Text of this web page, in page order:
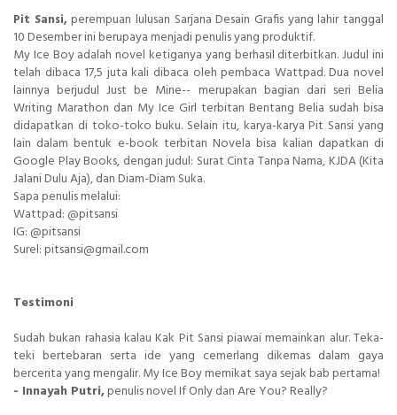
Pit Sansi, perempuan lulusan Sarjana Desain Grafis yang lahir tanggal
10 Desember ini berupaya menjadi penulis yang produktif.
My Ice Boy adalah novel ketiganya yang berhasil diterbitkan. Judul ini
telah dibaca 17,5 juta kali dibaca oleh pembaca Wattpad. Dua novel
lainnya berjudul Just be Mine-- merupakan bagian dari seri Belia
Writing Marathon dan My Ice Girl terbitan Bentang Belia sudah bisa
didapatkan di toko-toko buku. Selain itu, karya-karya Pit Sansi yang
lain dalam bentuk e-book terbitan Novela bisa kalian dapatkan di
Google Play Books, dengan judul: Surat Cinta Tanpa Nama, KJDA (Kita
Jalani Dulu Aja), dan Diam-Diam Suka.
Sapa penulis melalui:
Wattpad: @pitsansi
IG: @pitsansi
Surel: pitsansi@gmail.com
Testimoni
Sudah bukan rahasia kalau Kak Pit Sansi piawai memainkan alur. Teka-
teki bertebaran serta ide yang cemerlang dikemas dalam gaya
bercerita yang mengalir. My Ice Boy memikat saya sejak bab pertama!
- Innayah Putri,penulis novel If Only dan Are You? Really?